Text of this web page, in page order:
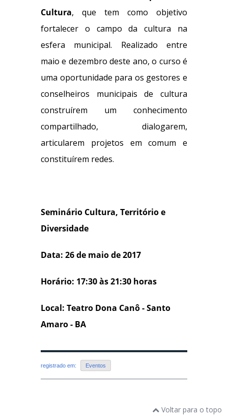
Cultura, que tem como objetivo
fortalecer o campo da cultura na
esfera municipal. Realizado entre
maio e dezembro deste ano, o curso é
uma oportunidade para os gestores e
conselheiros municipais de cultura
construírem um conhecimento
compartilhado, dialogarem,
articularem projetos em comum e
constituírem redes.
Seminário Cultura, Território e
Diversidade
Data: 26 de maio de 2017
Horário: 17:30 às 21:30 horas
Local: Teatro Dona Canô - Santo
Amaro - BA
registrado em: Eventos
Voltar para o topo